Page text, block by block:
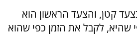
קטן, והצעד הראשון הוא
שהיא, לקבל את הזמן כפי שהוא